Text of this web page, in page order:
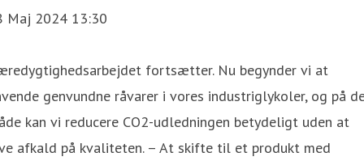
Maj 2024 13:30
fortsætter. Nu begynder vi at
genvundne råvarer i vores industriglykoler, og på
kan vi reducere CO2-udledningen betydeligt uden at
afkald på kvaliteten. – At skifte til et produkt med